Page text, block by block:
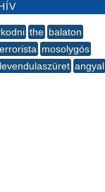
the balaton
mosolygós
levendulaszüret angyal